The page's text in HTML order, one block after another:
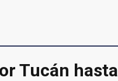
Tucán hasta